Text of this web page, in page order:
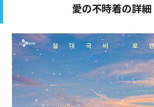
愛の不時着の詳細